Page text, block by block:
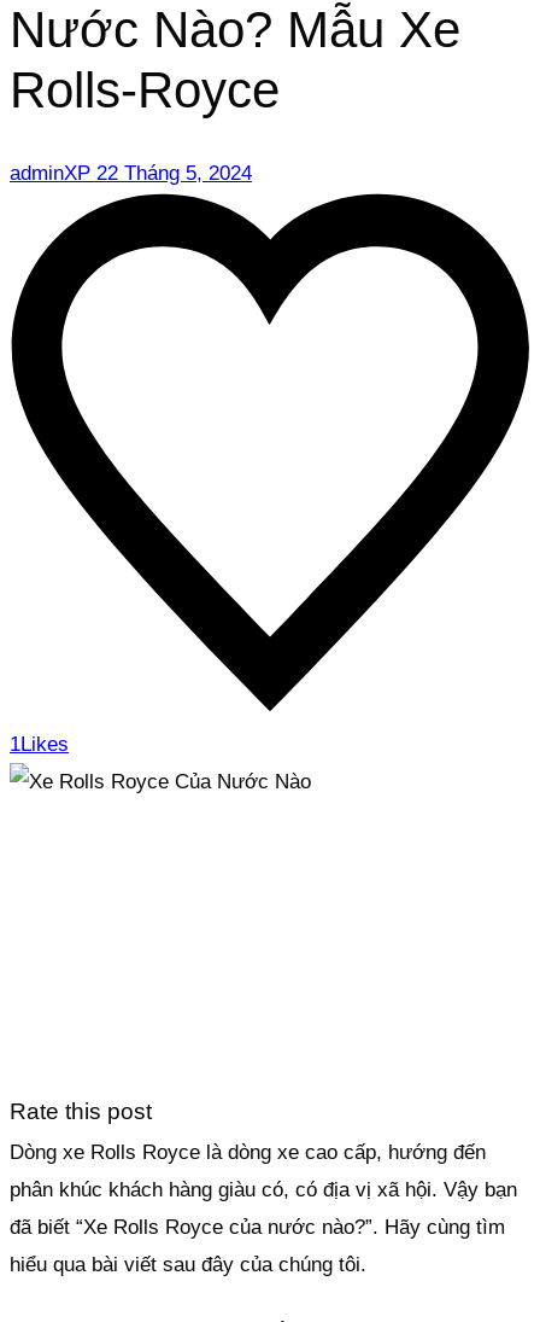
Nước Nào? Mẫu Xe
Rolls-Royce
adminXP 22 Tháng 5, 2024
1Likes
Rate this post
Dòng xe Rolls Royce là dòng xe cao cấp, hướng đến
phân khúc khách hàng giàu có, có địa vị xã hội. Vậy bạn
đã biết “Xe Rolls Royce của nước nào?”. Hãy cùng tìm
hiểu qua bài viết sau đây của chúng tôi.